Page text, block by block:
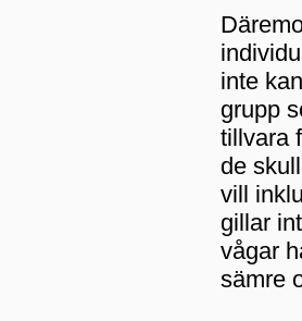
inte
grupp
tillvara
de
vill
gillar
vågar
sämre